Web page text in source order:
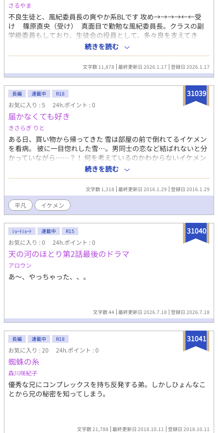
さるやま
不良生徒と、風紀委員長の爽やか系BLです 攻め→→→→←←受
け 篠原直央（受け） 真面目で勤勉な風紀委員長。クラスの副
学級委員もしており、生徒会の役員として、多々良を支えてき
た。響生のことは手がかかる生徒として、ことある事に世話を焼
いていた。厳しく育てられてきたため、響生の派手な見た目や、
先生に怒られても折れない飄々とした態度には一抹の憧れを抱い
ている。 久我響生（攻め） 学校に入りたての頃は、今よりも
ことは、鬱陶しいと思っていたものの、見返りを求めない優しさ
と芯の強さに惹かれていく。喧嘩をぱったり辞めてからは、直央
に構われたいがために、ピアスを増やしたり、服装を崩したりし
ている。巷に流れている噂は大概がデタラメ。 多々良 テキト
ーな生徒会長。ガサツで、大らか。それでも、校則の見直しや、
去年まで各クラス展示だけで盛り上がらなかった文化祭を、生徒
主体のものに改革するなどの実績があり、数多くの生徒から人気
を集めている。
続きを読む
文字数 11,878 最終更新日 2026.1.17 登録日 2026.1.17
31039
長編 連載中 R18
お気に入り : 5 24h.ポイント : 0
届かなくても好き
きさらぎ りと
ある日、買い物から帰ってきた 雪は部屋の前で倒れてるイケメン
を看病。 彼に一目惚れした雪…。男同士の恋など結ばれないと分
かっていながら……？！ 何を考えているのかわからないイケメン
と 世話好きの雪はどうなるか？！ 無表情なクールイケメン×世話
好きな平凡
続きを読む
文字数 1,318 最終更新日 2016.1.29 登録日 2016.1.29
平凡 イケメン
31040
ｼｮｰﾄｼｮｰﾄ 連載中 R15
お気に入り : 0 24h.ポイント : 0
天の河のほとり第2話最後のドラマ
アロウン
あ〜、やっちゃった、、。
文字数 44 最終更新日 2026.7.18 登録日 2026.7.18
31041
長編 連載中 R18
お気に入り : 20 24h.ポイント : 0
蜘蛛の糸
森川咲紀子
優秀な兄にコンプレックスを持ち反発する弟。しかしひょんなこ
とから兄の秘密を知ってしまう。
文字数 21,788 最終更新日 2018.10.11 登録日 2018.10.11